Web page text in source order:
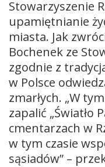
Stowarzyszenie
upamiętnianie
miasta. Jak
Bochenek ze
zgodnie z
w Polsce
zmarłych. „W
zapalić „Światło
cmentarzach w
w tym czasie
sąsiadów” –